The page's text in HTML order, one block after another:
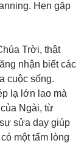
Hẹn gặp
Trời, thật
nhận biết các
cuộc sống.
lạ lớn lao mà
Ngài, từ
sửa dạy giúp
một tấm lòng